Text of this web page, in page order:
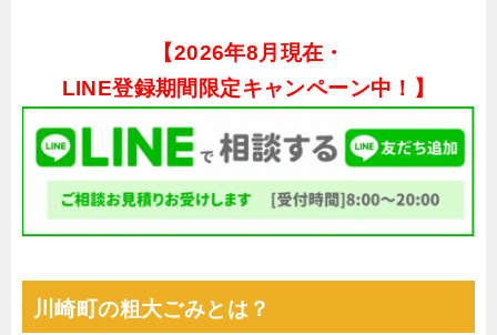
【2026年8月現在・
LINE登録期間限定キャンペーン中！】
川崎町の粗大ごみとは？